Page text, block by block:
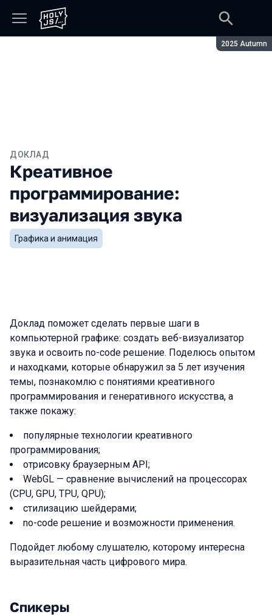
Сезон:
2025 Autumn
ДОКЛАД
Креативное
программирование:
визуализация звука
Графика и анимация
Доклад поможет сделать первые шаги в
компьютерной графике: создать веб-визуализатор
звука и освоить no-code решение. Поделюсь опытом
и находками, которые обнаружил за 5 лет изучения
темы, познакомлю с понятиями креативного
программирования и генеративного искусства, а
также покажу:
популярные технологии креативного
программирования;
отрисовку браузерным API;
WebGL — сравнение вычислений на процессорах
(CPU, GPU, TPU, QPU);
стилизацию шейдерами;
no-code решение и возможности применения.
Подойдет любому слушателю, которому интересна
выразительная часть цифрового мира.
Спикеры